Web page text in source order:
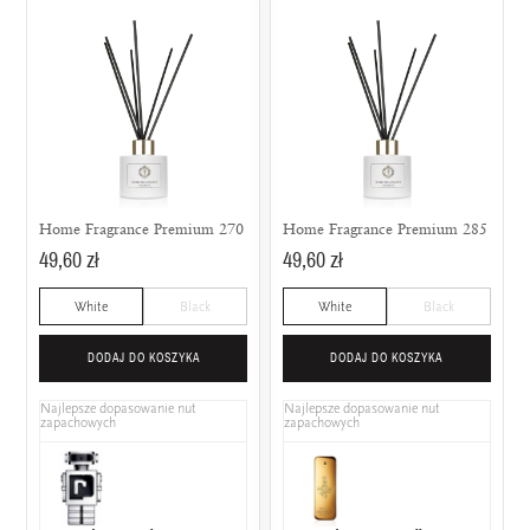
Home Fragrance Premium 270
49,60 zł
White Black
DODAJ DO KOSZYKA
Najlepsze dopasowanie nut
zapachowych
Home Fragrance Premium 285
49,60 zł
White Black
DODAJ DO KOSZYKA
Najlepsze dopasowanie nut
zapachowych